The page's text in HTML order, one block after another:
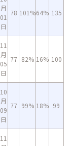
月
01
日
78 101%64% 135
11
月
05
日
77 82% 16% 100
10
月
09
日
77 99% 18% 99
11